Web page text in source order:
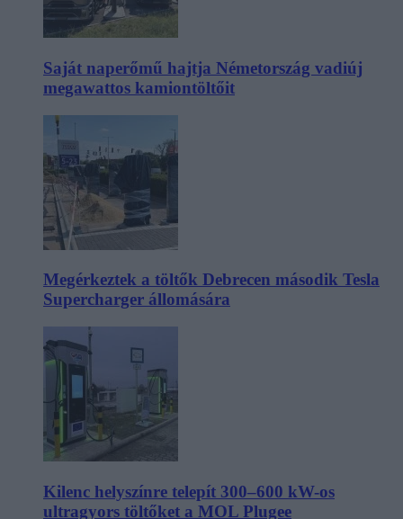
Saját naperőmű hajtja Németország vadiúj
megawattos kamiontöltőit
Megérkeztek a töltők Debrecen második Tesla
Supercharger állomására
Kilenc helyszínre telepít 300–600 kW-os
ultragyors töltőket a MOL Plugee